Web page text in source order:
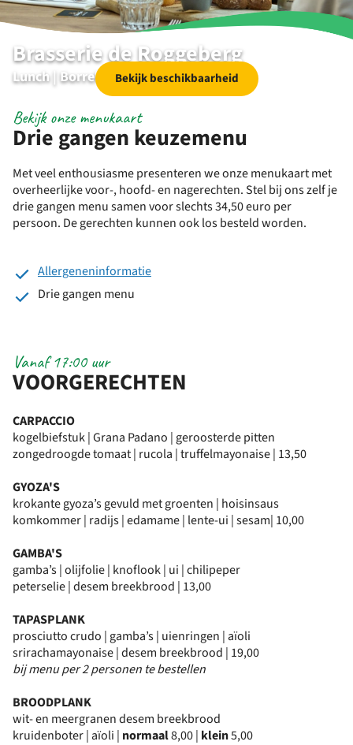
Brasserie de Roggeberg
Lunch | Borrelen | Diner | Specials
Bekijk beschikbaarheid
Drie gangen keuzemenu
Bekijk onze menukaart
Met veel enthousiasme presenteren we onze menukaart met
overheerlijke voor-, hoofd- en nagerechten. Stel bij ons zelf je
drie gangen menu samen voor slechts 34,50 euro per
persoon. De gerechten kunnen ook los besteld worden.
Allergeneninformatie
Drie gangen menu
VOORGERECHTEN
Vanaf 17:00 uur
CARPACCIO
kogelbiefstuk | Grana Padano | geroosterde pitten
zongedroogde tomaat | rucola | truffelmayonaise | 13,50
GYOZA'S
krokante gyoza’s gevuld met groenten | hoisinsaus
komkommer | radijs | edamame | lente-ui | sesam| 10,00
GAMBA'S
gamba’s | olijfolie | knoflook | ui | chilipeper
peterselie | desem breekbrood | 13,00
TAPASPLANK
prosciutto crudo | gamba’s | uienringen | aïoli
srirachamayonaise | desem breekbrood | 19,00
bij menu per 2 personen te bestellen
BROODPLANK
wit- en meergranen desem breekbrood
kruidenboter | aïoli | normaal8,00 | klein5,00